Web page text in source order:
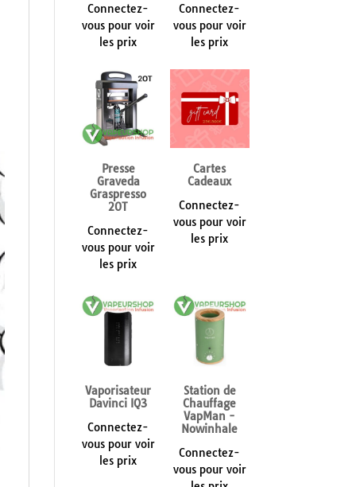
Connectez-
vous pour voir
les prix
Connectez-
vous pour voir
les prix
Presse
Graveda
Graspresso
20T
Connectez-
vous pour voir
les prix
Cartes
Cadeaux
Connectez-
vous pour voir
les prix
Vaporisateur
Davinci IQ3
Connectez-
vous pour voir
les prix
Station de
Chauffage
VapMan -
Nowinhale
Connectez-
vous pour voir